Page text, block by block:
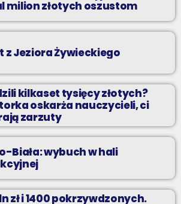
milion złotych oszustom
z Jeziora Żywieckiego
kilkaset tysięcy złotych?
oskarża nauczycieli, ci
zarzuty
Biała: wybuch w hali
zł i 1400 pokrzywdzonych.